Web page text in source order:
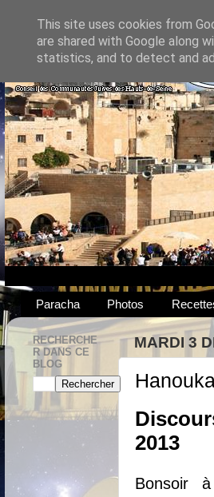
Paracha Photos
MARDI 3
2013
Bonsoir
RECHERCHE
R DANS CE
BLOG
This site uses cookies from
are shared with Google along
statistics, and to detect and